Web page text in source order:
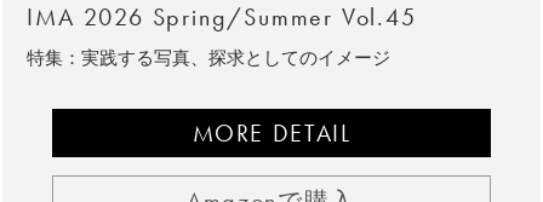
IMA 2026 Spring/Summer Vol.45
特集：実践する写真、探求としてのイメージ
MORE DETAIL